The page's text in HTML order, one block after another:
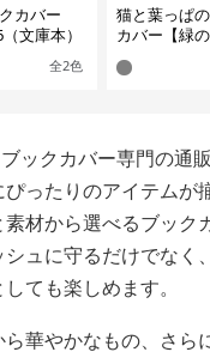
カバー
文庫本）
全2色
猫と葉っぱ
カバー【緑
ックカバー専門の通
ったりのアイテムが
材から選べるブック
ュに守るだけでなく
ても楽しめます。
ら華やかなもの、さら